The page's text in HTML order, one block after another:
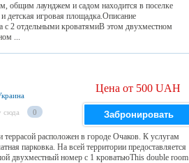
общим лаунджем и садом находится в поселке
детская игровая площадка.Описание
2 отдельными кроватямиВ этом двухместном
...
сюда 0
Цена от 500 UAH
Забронировать
расположен в городе Очаков. К услугам
парковка. На всей территории предоставляется
двухместный номер с 1 кроватьюThis double room